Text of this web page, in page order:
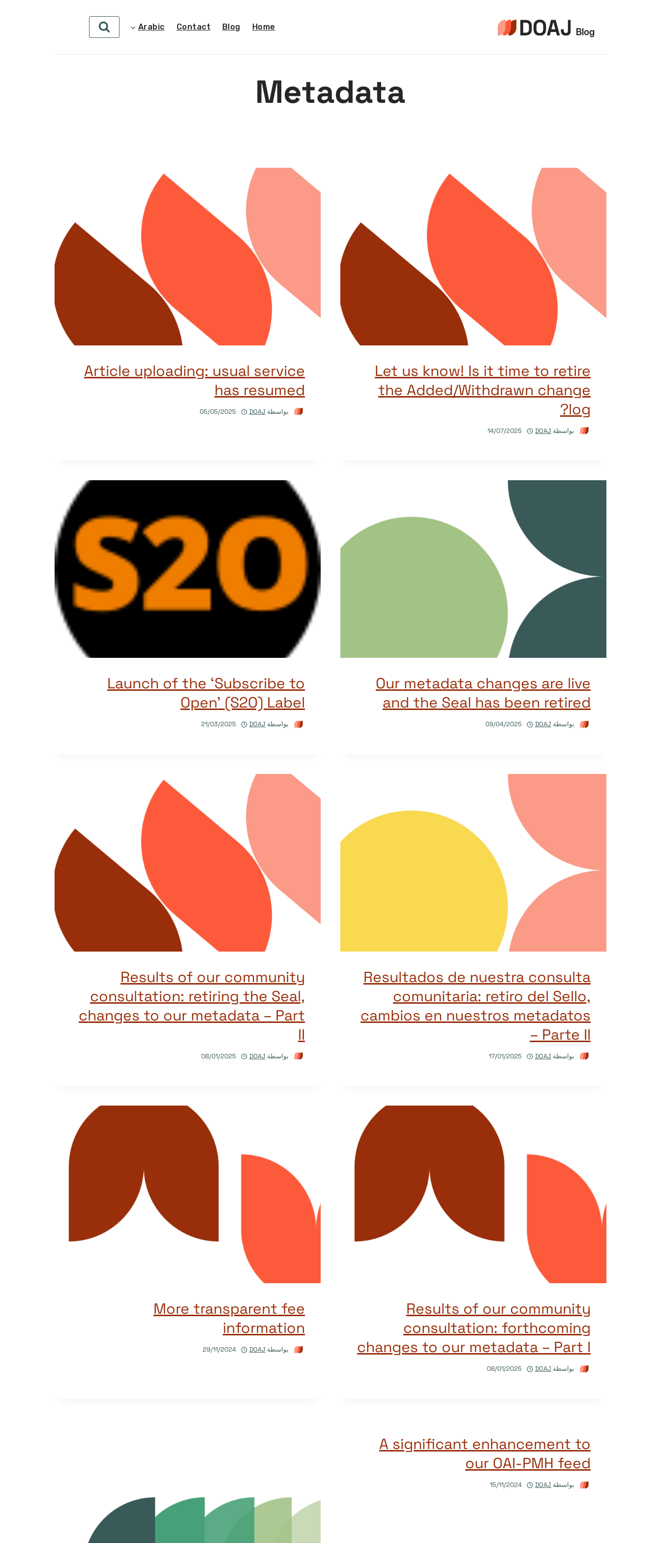
Home
Blog
Contact
Arabic
Metadata
Let us know! Is it time to retire
the Added/Withdrawn change
log?
بواسطة DOAJ
14/07/2025
Article uploading: usual service
has resumed
بواسطة DOAJ
05/05/2025
Our metadata changes are live
and the Seal has been retired
بواسطة DOAJ
09/04/2025
Launch of the ‘Subscribe to
Open’ (S2O) Label
بواسطة DOAJ
21/03/2025
Resultados de nuestra consulta
comunitaria: retiro del Sello,
cambios en nuestros metadatos
– Parte II
بواسطة DOAJ
17/01/2025
Results of our community
consultation: retiring the Seal,
changes to our metadata – Part
II
بواسطة DOAJ
08/01/2025
Results of our community
consultation: forthcoming
changes to our metadata – Part I
بواسطة DOAJ
08/01/2025
More transparent fee
information
بواسطة DOAJ
29/11/2024
A significant enhancement to
our OAI-PMH feed
بواسطة DOAJ
15/11/2024